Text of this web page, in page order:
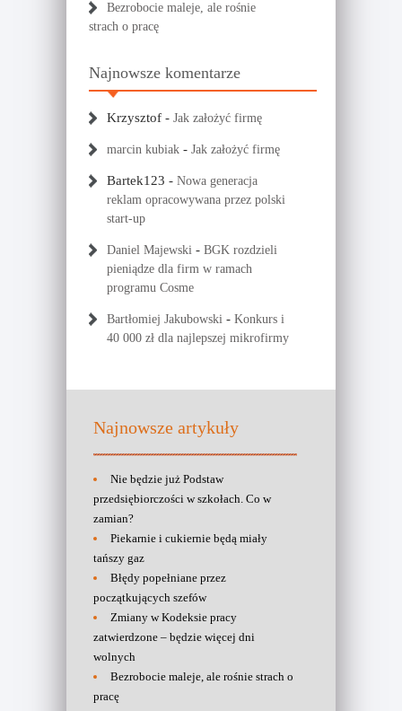
Bezrobocie maleje, ale rośnie
strach o pracę
Najnowsze komentarze
Krzysztof - Jak założyć firmę
marcin kubiak - Jak założyć firmę
Bartek123 - Nowa generacja
reklam opracowywana przez polski
start-up
Daniel Majewski - BGK rozdzieli
pieniądze dla firm w ramach
programu Cosme
Bartłomiej Jakubowski - Konkurs i
40 000 zł dla najlepszej mikrofirmy
Najnowsze artykuły
Nie będzie już Podstaw
przedsiębiorczości w szkołach. Co w
zamian?
Piekarnie i cukiernie będą miały
tańszy gaz
Błędy popełniane przez
początkujących szefów
Zmiany w Kodeksie pracy
zatwierdzone – będzie więcej dni
wolnych
Bezrobocie maleje, ale rośnie strach o
pracę